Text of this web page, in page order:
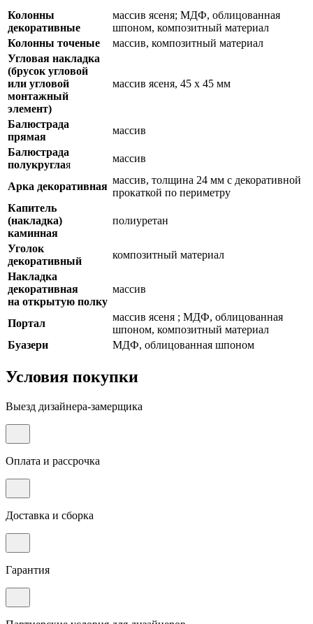
Колонны
декоративные
массив ясеня; МДФ, облицованная
шпоном, композитный материал
Колонны точеные
массив, композитный материал
Угловая накладка
(брусок угловой
или угловой
монтажный
элемент)
массив ясеня, 45 х 45 мм
Балюстрада
прямая
массив
Балюстрада
полукруглая
массив
Арка декоративная
массив, толщина 24 мм с декоративной
прокаткой по периметру
Капитель
(накладка)
каминная
полиуретан
Уголок
декоративный
композитный материал
Накладка
декоративная
на открытую полку
массив
Портал
массив ясеня ; МДФ, облицованная
шпоном, композитный материал
Буaзери
МДФ, облицованная шпоном
Условия покупки
Выезд дизайнера-замерщика
Оплата и рассрочка
Доставка и сборка
Гарантия